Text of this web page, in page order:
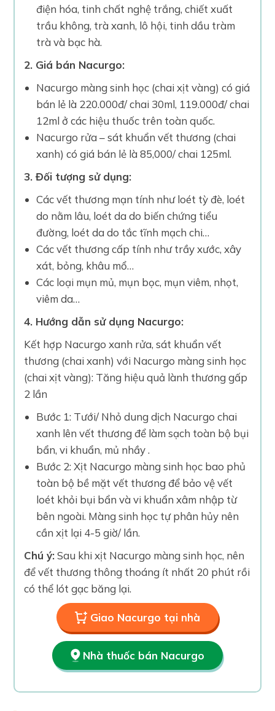
điện hóa, tinh chất nghệ trắng, chiết xuất
trầu không, trà xanh, lô hội, tinh dầu tràm
trà và bạc hà.
2. Giá bán Nacurgo:
Nacurgo màng sinh học (chai xịt vàng) có giá
bán lẻ là 220.000đ/ chai 30ml, 119.000đ/ chai
12ml ở các hiệu thuốc trên toàn quốc.
Nacurgo rửa – sát khuẩn vết thương (chai
xanh) có giá bán lẻ là 85,000/ chai 125ml.
3. Đối tượng sử dụng:
Các vết thương mạn tính như loét tỳ đè, loét
do nằm lâu, loét da do biến chứng tiểu
đường, loét da do tắc tĩnh mạch chi…
Các vết thương cấp tính như trầy xước, xây
xát, bỏng, khâu mổ…
Các loại mụn mủ, mụn bọc, mụn viêm, nhọt,
viêm da…
4. Hướng dẫn sử dụng Nacurgo:
Kết hợp Nacurgo xanh rửa, sát khuẩn vết
thương (chai xanh) với Nacurgo màng sinh học
(chai xịt vàng): Tăng hiệu quả lành thương gấp
2 lần
Bước 1: Tưới/ Nhỏ dung dịch Nacurgo chai
xanh lên vết thương để làm sạch toàn bộ bụi
bẩn, vi khuẩn, mủ nhầy .
Bước 2: Xịt Nacurgo màng sinh học bao phủ
toàn bộ bề mặt vết thương để bảo vệ vết
loét khỏi bụi bẩn và vi khuẩn xâm nhập từ
bên ngoài. Màng sinh học tự phân hủy nên
cần xịt lại 4-5 giờ/ lần.
Chú ý:Sau khi xịt Nacurgo màng sinh học, nên
để vết thương thông thoáng ít nhất 20 phút rồi
có thể lót gạc băng lại.
Giao Nacurgo tại nhà
Nhà thuốc bán Nacurgo